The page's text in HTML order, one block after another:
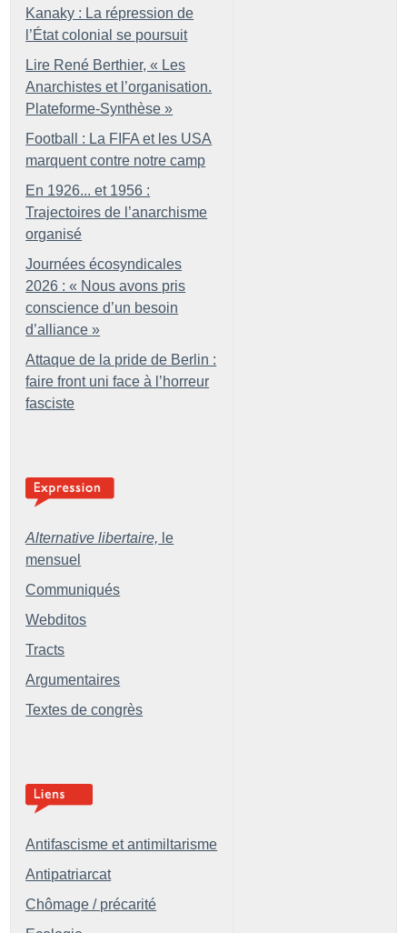
Kanaky : La répression de
l’État colonial se poursuit
Lire René Berthier, « Les
Anarchistes et l’organisation.
Plateforme-Synthèse »
Football : La FIFA et les USA
marquent contre notre camp
En 1926... et 1956 :
Trajectoires de l’anarchisme
organisé
Journées écosyndicales
2026 : « Nous avons pris
conscience d’un besoin
d’alliance »
Attaque de la pride de Berlin :
faire front uni face à l’horreur
fasciste
Alternative libertaire, le
mensuel
Communiqués
Webditos
Tracts
Argumentaires
Textes de congrès
Antifascisme et antimiltarisme
Antipatriarcat
Chômage / précarité